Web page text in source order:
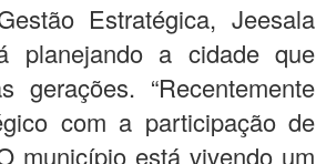
Estratégica, Jeesala
planejando a cidade que
“Recentemente
com a participação de
município está vivendo um